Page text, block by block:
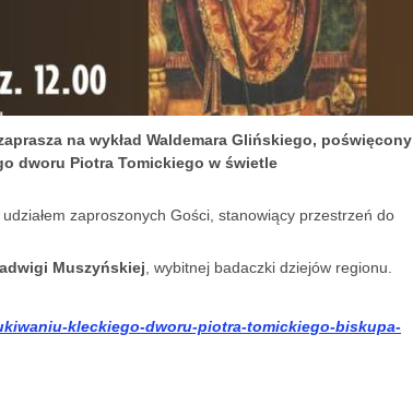
na wykład Waldemara Glińskiego, poświęcony
dworu Piotra Tomickiego w świetle
udziałem zaproszonych Gości, stanowiący przestrzeń do
Muszyńskiej , wybitnej badaczki dziejów regionu.
kleckiego-dworu-piotra-tomickiego-biskupa-